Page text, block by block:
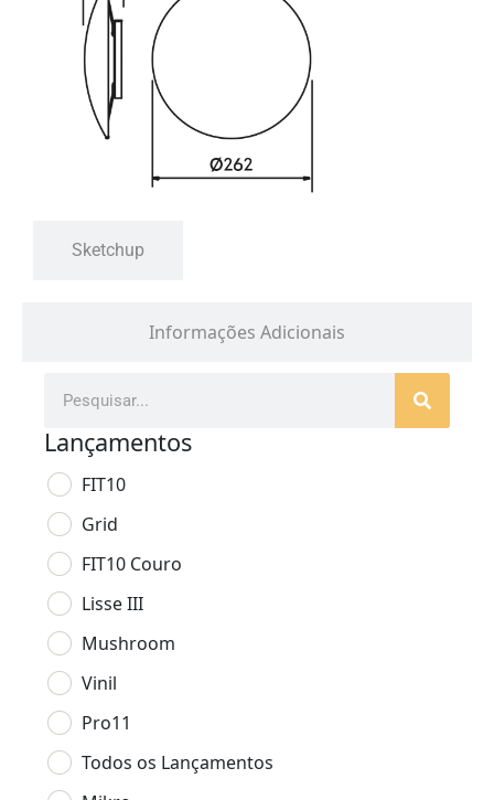
Informações Adicionais
Sketchup
Lançamentos
FIT10
Grid
FIT10 Couro
Lisse III
Mushroom
Vinil
Pro11
Todos os Lançamentos